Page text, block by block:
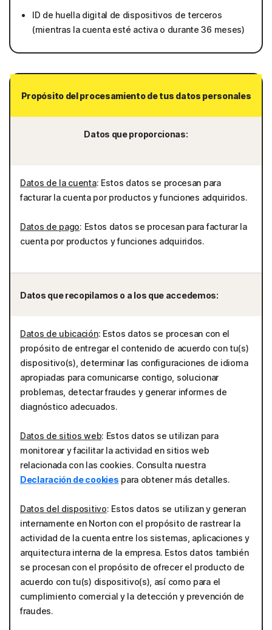
ID de huella digital de dispositivos de terceros
(mientras la cuenta esté activa o durante 36 meses)
Propósito del procesamiento de tus datos personales
Datos que proporcionas:
Datos de la cuenta: Estos datos se procesan para
facturar la cuenta por productos y funciones adquiridos.
Datos de pago: Estos datos se procesan para facturar la
cuenta por productos y funciones adquiridos.
Datos que recopilamos o a los que accedemos:
Datos de ubicación: Estos datos se procesan con el
propósito de entregar el contenido de acuerdo con tu(s)
dispositivo(s), determinar las configuraciones de idioma
apropiadas para comunicarse contigo, solucionar
problemas, detectar fraudes y generar informes de
diagnóstico adecuados.
Datos de sitios web: Estos datos se utilizan para
monitorear y facilitar la actividad en sitios web
relacionada con las cookies. Consulta nuestra
Declaración de cookies para obtener más detalles.
Datos del dispositivo: Estos datos se utilizan y generan
internamente en Norton con el propósito de rastrear la
actividad de la cuenta entre los sistemas, aplicaciones y
arquitectura interna de la empresa. Estos datos también
se procesan con el propósito de ofrecer el producto de
acuerdo con tu(s) dispositivo(s), así como para el
cumplimiento comercial y la detección y prevención de
fraudes.